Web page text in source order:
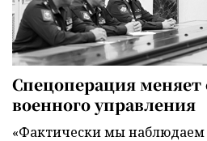
Спецоперация меняет
военного управления
«Фактически мы